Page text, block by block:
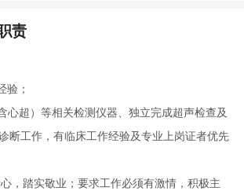
责
验；
心超）等相关检测仪器、独立完成超声检查及
断工作，有临床工作经验及专业上岗证者优先
，踏实敬业；要求工作必须有激情，积极主